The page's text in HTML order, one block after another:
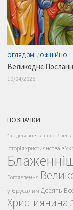
ОГЛЯД ЗМІ / ОФІЦІЙНО
Великоднє
10/04/2026
ПОЗНАЧКИ
4 неділя по Зісланню 7
Історія християнства в
Богоявлення
у Єрусалим Десять
Християнина